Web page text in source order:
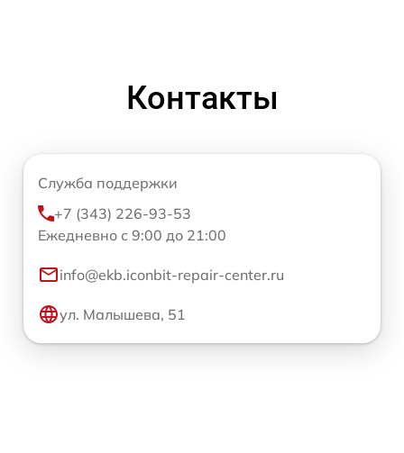
Контакты
Служба поддержки
+7 (343) 226-93-53
Ежедневно с 9:00 до 21:00
info@ekb.iconbit-repair-center.ru
ул. Малышева, 51